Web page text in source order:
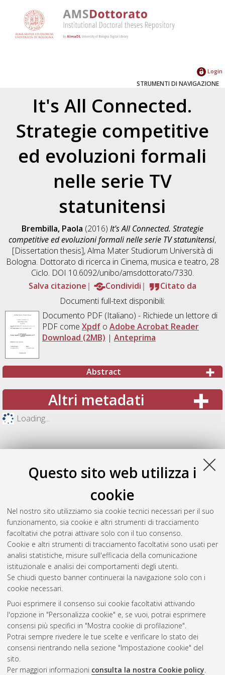
Questo sito web utilizza i
cookie
Nel nostro sito utilizziamo sia cookie tecnici necessari per il suo
funzionamento, sia cookie e altri strumenti di tracciamento
facoltativi che potrai attivare solo con il tuo consenso.
Cookie e altri strumenti di tracciamento facoltativi sono usati per
analisi statistiche, misure sull'efficacia della comunicazione
istituzionale e analisi dei comportamenti degli utenti.
Se chiudi questo banner continuerai la navigazione solo con i
cookie necessari.
Puoi esprimere il consenso sui cookie facoltativi attivando
l'opzione in "Personalizza cookie" e, se vuoi, potrai esprimere
consensi più specifici in "Mostra cookie di profilazione".
Potrai sempre rivedere le tue scelte e verificare lo stato dei
consensi rientrando nella sezione "Impostazione cookie" del
sito.
Per maggiori informazioni consulta la nostra Cookie policy.
Login
STRUMENTI DI NAVIGAZIONE
It's All Connected.
Strategie competitive
ed evoluzioni formali
nelle serie TV
statunitensi
Brembilla, Paola (2016) It's All Connected. Strategie
competitive ed evoluzioni formali nelle serie TV statunitensi,
[Dissertation thesis], Alma Mater Studiorum Università di
Bologna. Dottorato di ricerca in Cinema, musica e teatro, 28
Ciclo. DOI 10.6092/unibo/amsdottorato/7330.
Salva citazione
Condividi
Citato da
Documenti full-text disponibili:
Documento PDF(Italiano) - Richiede un lettore di
PDF come Xpdfo Adobe Acrobat Reader
Download (2MB) | Anteprima
Abstract
Altri metadati
Loading...
Gestione del documento:
Atom
Rss 1.0
Rss 2.0
ISSN: 2038-7946